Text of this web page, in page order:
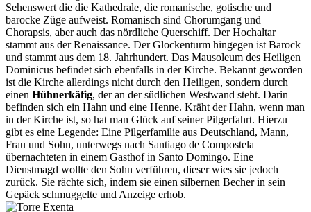
Sehenswert die die Kathedrale, die romanische, gotische und
barocke Züge aufweist. Romanisch sind Chorumgang und
Chorapsis, aber auch das nördliche Querschiff. Der Hochaltar
stammt aus der Renaissance. Der Glockenturm hingegen ist Barock
und stammt aus dem 18. Jahrhundert. Das Mausoleum des Heiligen
Dominicus befindet sich ebenfalls in der Kirche. Bekannt geworden
ist die Kirche allerdings nicht durch den Heiligen, sondern durch
einen Hühnerkäfig, der an der südlichen Westwand steht. Darin
befinden sich ein Hahn und eine Henne. Kräht der Hahn, wenn man
in der Kirche ist, so hat man Glück auf seiner Pilgerfahrt. Hierzu
gibt es eine Legende: Eine Pilgerfamilie aus Deutschland, Mann,
Frau und Sohn, unterwegs nach Santiago de Compostela
übernachteten in einem Gasthof in Santo Domingo. Eine
Dienstmagd wollte den Sohn verführen, dieser wies sie jedoch
zurück. Sie rächte sich, indem sie einen silbernen Becher in sein
Gepäck schmuggelte und Anzeige erhob.